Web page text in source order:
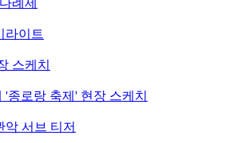
례제
라이트
스케치
종로랑 축제' 현장 스케치
악 서브 티저